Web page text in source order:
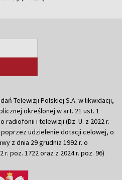
Telewizji Polskiej S.A. w likwidacji,
określonej w art. 21 ust. 1
radiofonii i telewizji (Dz. U. z 2022 r.
poprzez udzielenie dotacji celowej, o
z dnia 29 grudnia 1992 r. o
poz. 1722 oraz z 2024 r. poz. 96)